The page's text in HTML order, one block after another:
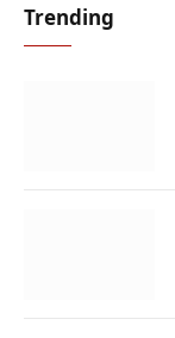
Trending